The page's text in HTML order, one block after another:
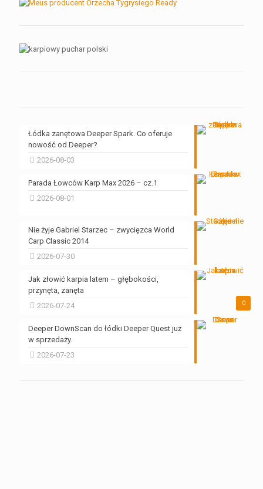
Łódka zanętowa Deeper Spark. Co oferuje
nowość od Deeper?
2026-08-03
Parada Łowców Karp Max 2026 – cz.1
2026-08-01
Nie żyje Gabriel Starzec – zwycięzca World
Carp Classic 2014
2026-07-30
0
Jak złowić karpia latem – głębokości,
przynęta, zanęta
2026-07-24
Deeper DownScan do łódki Deeper Quest już
w sprzedaży.
2026-07-23